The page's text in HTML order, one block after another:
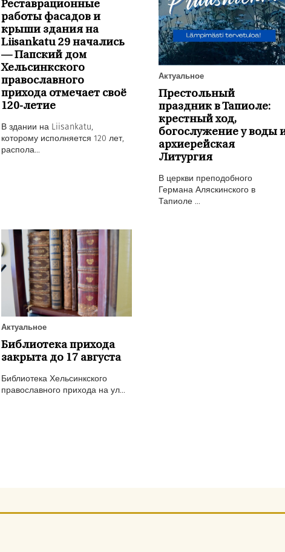
Реставрационные
работы фасадов и
крыши здания на
Liisankatu 29 начались
— Папский дом
Хельсинкского
православного
прихода отмечает своё
120-летие
В здании на Liisankatu,
которому исполняется 120 лет,
распола...
Актуальное
Престольный
праздник в Тапиоле:
крестный ход,
богослужение у воды
архиерейская
Литургия
В церкви преподобного
Германа Аляскинского в
Тапиоле ...
Актуальное
Библиотека прихода
закрыта до 17 августа
Библиотека Хельсинкского
православного прихода на ул...